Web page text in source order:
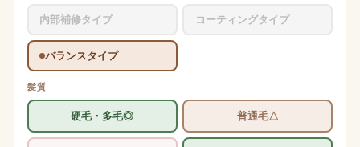
内部補修タイプ コーティングタイプ
バランスタイプ
髪質
硬毛・多毛◎ 普通毛△